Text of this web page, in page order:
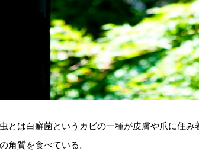
とは白癬菌というカビの一種が皮膚や爪に住み
角質を食べている。